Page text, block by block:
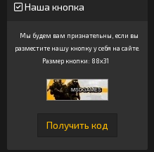
Наша кнопка
Мы будем вам признательны, если вы
разместите нашу кнопку у себя на сайте.
Размер кнопки: 88x31